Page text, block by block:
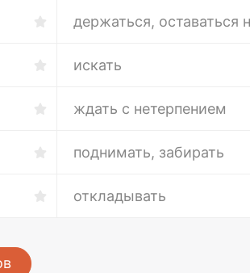
держаться, оставаться
искать
ждать с нетерпением
поднимать, забирать
откладывать